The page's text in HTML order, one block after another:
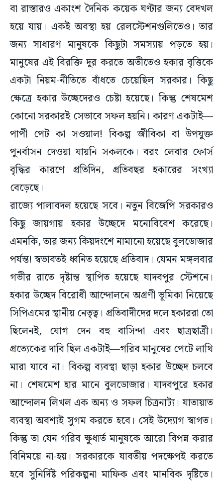
বা রাস্তারও একাংশ দৈনিক কয়েক ঘণ্টার জন্য বেদখল
হয়ে যায়। একই অবস্থা হয় রেলস্টেশনগুলিতেও। তার
জন্য সাধারণ মানুষকে কিছুটা সমস্যায় পড়তে হয়।
মানুষের এই বিরক্তি দূর করতে অতীতেও হকার বৃত্তিকে
একটা নিয়ম-নীতিতে বাঁধতে চেয়েছিল সরকার। কিছু
ক্ষেত্রে হকার উচ্ছেদেরও চেষ্টা হয়েছে। কিন্তু শেষমেশ
কোনো সরকারই সেভাবে সফল হয়নি। কারণ একটাই—
পাপী পেট কা সওয়াল! বিকল্প জীবিকা বা উপযুক্ত
পুনর্বাসন দেওয়া যায়নি সকলকে। বরং লেবার ফোর্স
বৃদ্ধির কারণে প্রতিদিন, প্রতিবছর হকারের সংখ্যা
বেড়েছে।
রাজ্যে পালাবদল হয়েছে সবে। নতুন বিজেপি সরকারও
কিছু জায়গায় হকার উচ্ছেদে মনোবিবেশ করেছে।
এমনকি, তার জন্য কিয়দংশে নামানো হয়েছে বুলডোজার
পর্যন্ত! স্বভাবতই ধ্বনিত হয়েছে প্রতিবাদ। যেমন মঙ্গলবার
গভীর রাতে দৃষ্টান্ত স্থাপিত হয়েছে যাদবপুর স্টেশনে।
হকার উচ্ছেদ বিরোধী আন্দোলনে অগ্রণী ভূমিকা নিয়েছে
সিপিএমের স্থানীয় নেতৃত্ব। প্রতিবাদীদের দলে হকাররা তো
ছিলেনই, যোগ দেন বহু বাসিন্দা এবং ছাত্রছাত্রী।
প্রত্যেকের দাবি ছিল একটাই—গরিব মানুষের পেটে লাথি
মারা যাবে না। বিকল্প ব্যবস্থা ছাড়া হকার উচ্ছেদ চলবে
না। শেষমেশ হার মানে বুলডোজার। যাদবপুরে হকার
আন্দোলন লিখল এক অন্য ও সফল চিত্রনাট্য। যাতায়াত
ব্যবস্থা অবশ্যই সুগম করতে হবে। সেই উদ্যোগ স্বাগত।
কিন্তু তা যেন গরিব ক্ষুধার্ত মানুষকে আরো বিপন্ন করার
বিনিময়ে না-হয়। সরকারকে যাবতীয় পদক্ষেপই করতে
হবে সুনির্দিষ্ট পরিকল্পনা মাফিক এবং মানবিক দৃষ্টিতে।